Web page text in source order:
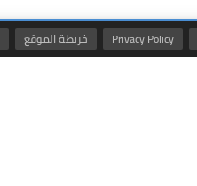
Privacy Policy خريطة الموقع